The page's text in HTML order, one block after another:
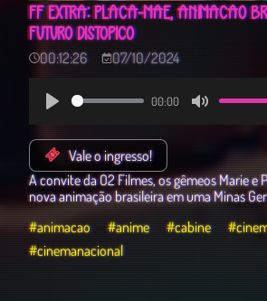
FF EXTRA: PLACA-MÃE, ANIMAÇÃO
FUTURO DISTÓPICO
00:12:26 07/10/2024
00:00
Vale o ingresso!
A convite da O2 Filmes, os gêmeos Marie e
nova animação brasileira em uma Minas
#animacao
#anime #cabine
#cinemanacional